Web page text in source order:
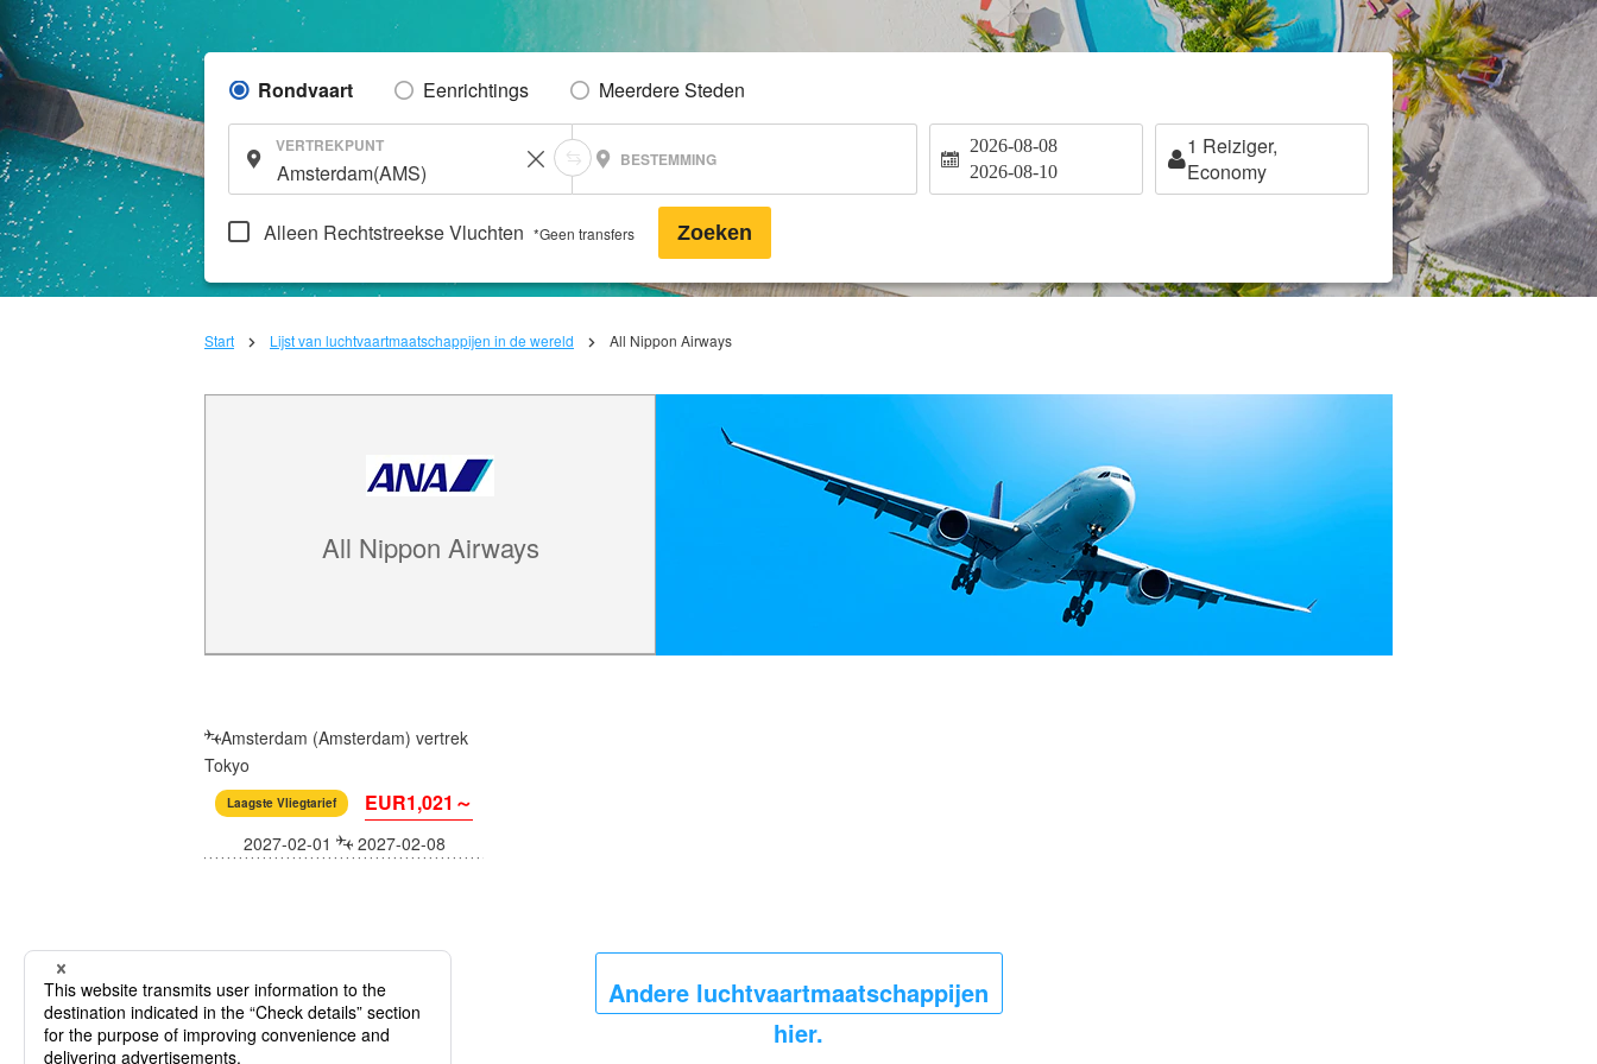
Rondvaart Eenrichtings Meerdere Steden
VERTREKPUNT
BESTEMMING
2026-08-08
2026-08-10
1 Reiziger,
Economy
Alleen Rechtstreekse Vluchten *Geen transfers Zoeken
Start Lijst van luchtvaartmaatschappijen in de wereld All Nippon Airways
All Nippon Airways
Amsterdam (Amsterdam) vertrek
Tokyo
Laagste Vliegtarief EUR1,021～
2027-02-01 2027-02-08
Andere luchtvaartmaatschappijen
hier.